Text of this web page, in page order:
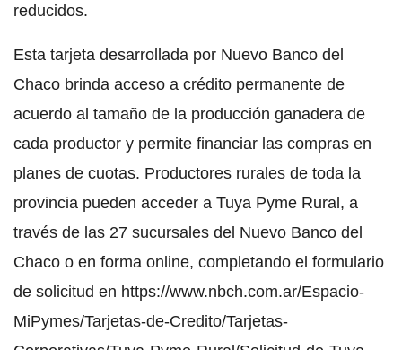
reducidos.
Esta tarjeta desarrollada por Nuevo Banco del
Chaco brinda acceso a crédito permanente de
acuerdo al tamaño de la producción ganadera de
cada productor y permite financiar las compras en
planes de cuotas. Productores rurales de toda la
provincia pueden acceder a Tuya Pyme Rural, a
través de las 27 sucursales del Nuevo Banco del
Chaco o en forma online, completando el formulario
de solicitud en https://www.nbch.com.ar/Espacio-
MiPymes/Tarjetas-de-Credito/Tarjetas-